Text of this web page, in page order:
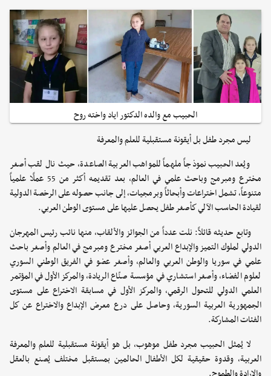
الحبيب مع والده الدكتور اياد واخته روح
ليس مجرد طفل بل أيقونة مستقبلية للعلم والمعرفة
ويُعد الحبيب نموذجاً ملهماً للمواهب العربية الصاعدة، حيث نال لقب أصغر
مخترع ومبرمج وباحث علمي في العالم، بعد تقديمه أكثر من 55 عملًا علمياً
متنوعاً، تشمل اختراعات وأبحاثاً وبرمجيات، إلى جانب حصوله على الرخصة الدولية
لقيادة الحاسب الآلي كأصغر طفل يحصل عليها على مستوى الوطن العربي.
وتابع حديثه قائلاً: نلت عدداً من الجوائز والألقاب، منها نائب رئيس المهرجان
الدولي لملوك التميز والإبداع العربي أصغر مخترع ومبرمج في العالم وأصغر باحث
علمي في سوريا والوطن العربي والعالم، وأصغر عضو في الفريق الوطني السوري
لعلوم الفضاء، وأصغر استشاري في مؤسسة صنّاع الريادة، والمركز الأول في المؤتمر
العلمي الدولي للتحول الرقمي، والمركز الأول في مسابقة الاختراع على مستوى
الجمهورية العربية السورية، وحاصل على درع معرض الإبداع والاختراع عن كل
الفئات المشاركة.
لا يُمثل الحبيب مجرد طفل موهوب، بل هو أيقونة مستقبلية للعلم والمعرفة
العربية، وقدوة حقيقية لكل الأطفال الحالمين بمستقبل مختلف يُصنع بالعقل